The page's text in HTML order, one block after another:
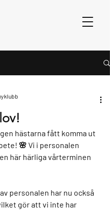
hästarna fått komma ut
🌸 Vi i personalen
här härliga vårterminen
personalen har nu också
gör att vi inte har